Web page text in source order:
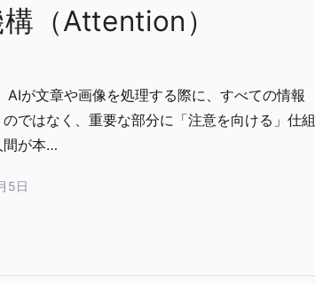
（Attention）
が文章や画像を処理する際に、すべての情報
ではなく、重要な部分に「注意を向ける」仕組
間が本…
5日